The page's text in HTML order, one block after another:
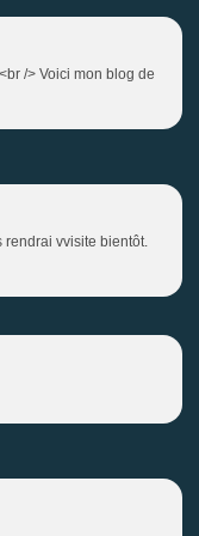
/> Voici mon blog de
vvisite bientôt.